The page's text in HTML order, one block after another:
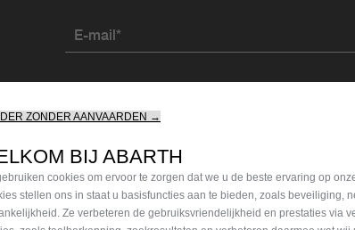
E-mail*
Ja Nee
ZONDER AANVAARDEN →
BIJ ABARTH
cookies om ervoor te zorgen dat we u de beste ervaring op
stellen ons in staat u basisfuncties aan te bieden, zoals beveiliging,
Ze verbeteren de gebruiksvriendelijkheid en prestaties via